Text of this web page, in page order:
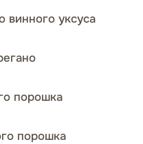
винного уксуса
порошка
порошка